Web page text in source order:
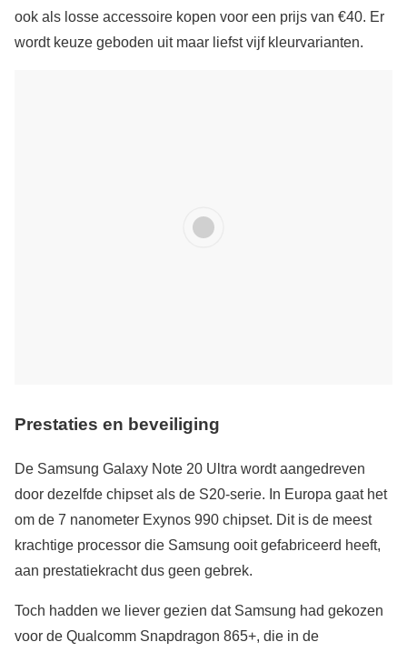
ook als losse accessoire kopen voor een prijs van €40. Er
wordt keuze geboden uit maar liefst vijf kleurvarianten.
Prestaties en beveiliging
De Samsung Galaxy Note 20 Ultra wordt aangedreven
door dezelfde chipset als de S20-serie. In Europa gaat het
om de 7 nanometer Exynos 990 chipset. Dit is de meest
krachtige processor die Samsung ooit gefabriceerd heeft,
aan prestatiekracht dus geen gebrek.
Toch hadden we liever gezien dat Samsung had gekozen
voor de Qualcomm Snapdragon 865+, die in de